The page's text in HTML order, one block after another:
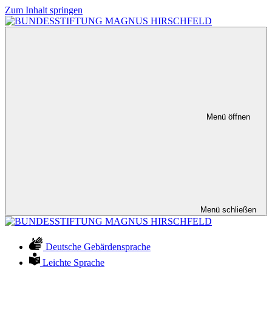
Zum Inhalt springen
Menü öffnen
Menü schließen
Deutsche Gebärdensprache
Leichte Sprache